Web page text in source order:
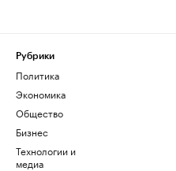
Рубрики
Политика
Экономика
Общество
Бизнес
Технологии и
медиа